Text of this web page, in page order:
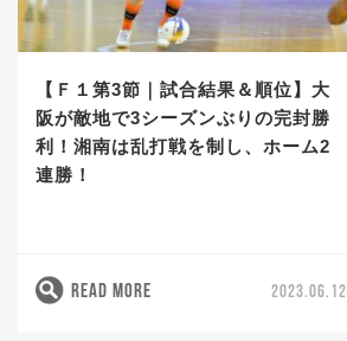
【Ｆ１第3節｜試合結果＆順位】大
阪が敵地で3シーズンぶりの完封勝
利！湘南は乱打戦を制し、ホーム2
連勝！
READ MORE 2023.06.12